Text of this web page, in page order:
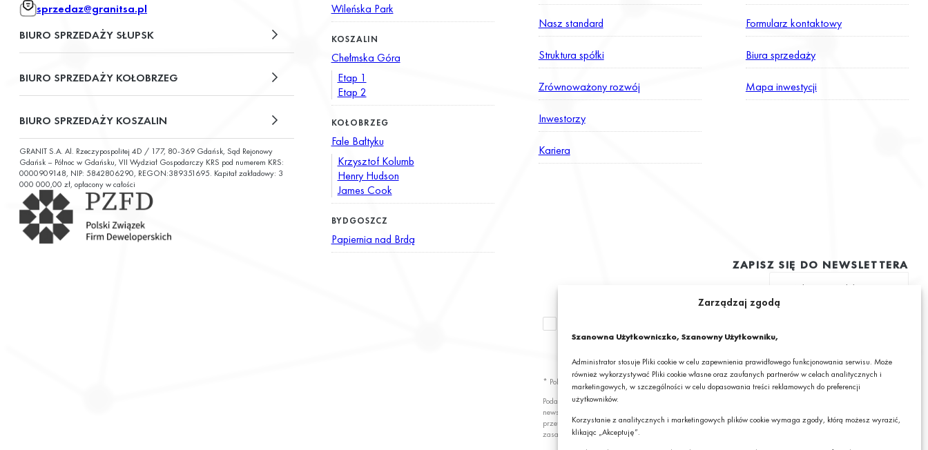
Zarządzaj zgodą
Szanowna Użytkowniczko, Szanowny Użytkowniku,
Administrator stosuje Pliki cookie w celu zapewnienia prawidłowego funkcjonowania serwisu. Może
również wykorzystywać Pliki cookie własne oraz zaufanych partnerów w celach analitycznych i
marketingowych, w szczególności w celu dopasowania treści reklamowych do preferencji
użytkowników.
Korzystanie z analitycznych i marketingowych plików cookie wymaga zgody, którą możesz wyrazić,
klikając „Akceptuję”.
sprzedaz@granitsa.pl
BIURO SPRZEDAŻY SŁUPSK
plac Władysława Broniewskiego 13/u2
BIURO SPRZEDAŻY KOŁOBRZEG
ul. Św. Wojciecha 6
BIURO SPRZEDAŻY KOSZALIN
ul. Chałubińskiego 9
GRANIT S.A. Al. Rzeczypospolitej 4D / 177, 80-369 Gdańsk, Sąd Rejonowy
Gdańsk – Północ w Gdańsku, VII Wydział Gospodarczy KRS pod numerem KRS:
0000909148, NIP: 5842806290, REGON:389351695. Kapitał zakładowy: 3
000 000,00 zł, opłacony w całości
Wileńska Park
KOSZALIN
Chełmska Góra
Etap 1
Etap 2
KOŁOBRZEG
Fale Bałtyku
Krzysztof Kolumb
Henry Hudson
James Cook
BYDGOSZCZ
Papiernia nad Brdą
Nasz standard
Struktura spółki
Zrównoważony rozwój
Inwestorzy
Kariera
Formularz kontaktowy
Biura sprzedaży
Mapa inwestycji
ZAPISZ SIĘ DO NEWSLETTERA
newslettera z informacjami o ciekawych promocjach, produktach lub usługach GRANIT
* Pola obowiązkowe
Podając swój adres e-mail wyrażasz zgodę na otrzymywanie drogą elektroniczną, na podany adres e-mail,
newslettera z informacjami o ciekawych promocjach, produktach lub usługach GRANIT S.A. oraz zgodę na
przetwarzanie przez GRANIT S.A. Twoich danych osobowych w postaci tego adresu e-mail. Szczegółowe
zasady przetwarzania danych sprawdzisz w naszej „
Czy chcesz,